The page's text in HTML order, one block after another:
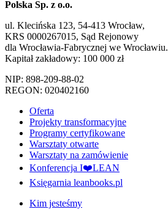
Polska Sp. z o.o.
ul. Klecińska 123, 54-413 Wrocław,
KRS 0000267015, Sąd Rejonowy
dla Wrocławia-Fabrycznej we Wrocławiu.
Kapitał zakładowy: 100 000 zł
NIP: 898-209-88-02
REGON: 020402160
Oferta
Projekty transformacyjne
Programy certyfikowane
Warsztaty otwarte
Warsztaty na zamówienie
Konferencja I❤️LEAN
Księgarnia leanbooks.pl
Kim jesteśmy